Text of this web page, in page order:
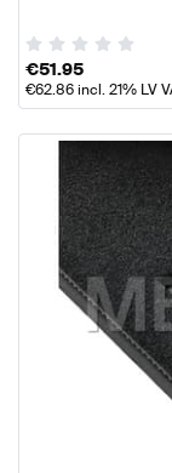
€51.95
€62.86incl. 21% LV